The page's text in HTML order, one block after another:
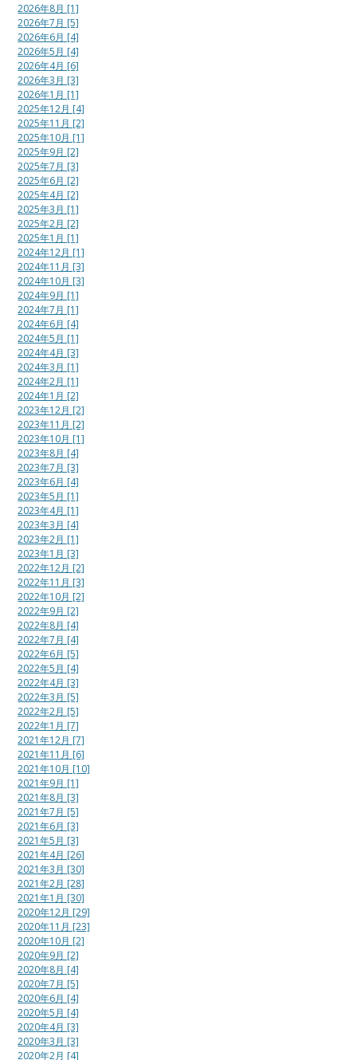
2026年8月 [1]
2026年7月 [5]
2026年6月 [4]
2026年5月 [4]
2026年4月 [6]
2026年3月 [3]
2026年1月 [1]
2025年12月 [4]
2025年11月 [2]
2025年10月 [1]
2025年9月 [2]
2025年7月 [3]
2025年6月 [2]
2025年4月 [2]
2025年3月 [1]
2025年2月 [2]
2025年1月 [1]
2024年12月 [1]
2024年11月 [3]
2024年10月 [3]
2024年9月 [1]
2024年7月 [1]
2024年6月 [4]
2024年5月 [1]
2024年4月 [3]
2024年3月 [1]
2024年2月 [1]
2024年1月 [2]
2023年12月 [2]
2023年11月 [2]
2023年10月 [1]
2023年8月 [4]
2023年7月 [3]
2023年6月 [4]
2023年5月 [1]
2023年4月 [1]
2023年3月 [4]
2023年2月 [1]
2023年1月 [3]
2022年12月 [2]
2022年11月 [3]
2022年10月 [2]
2022年9月 [2]
2022年8月 [4]
2022年7月 [4]
2022年6月 [5]
2022年5月 [4]
2022年4月 [3]
2022年3月 [5]
2022年2月 [5]
2022年1月 [7]
2021年12月 [7]
2021年11月 [6]
2021年10月 [10]
2021年9月 [1]
2021年8月 [3]
2021年7月 [5]
2021年6月 [3]
2021年5月 [3]
2021年4月 [26]
2021年3月 [30]
2021年2月 [28]
2021年1月 [30]
2020年12月 [29]
2020年11月 [23]
2020年10月 [2]
2020年9月 [2]
2020年8月 [4]
2020年7月 [5]
2020年6月 [4]
2020年5月 [4]
2020年4月 [3]
2020年3月 [3]
2020年2月 [4]